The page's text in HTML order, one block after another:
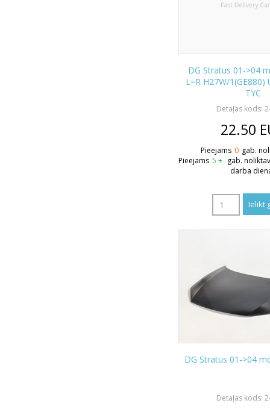
DG Stratus 01->04
L=R H27W/1(GE880)
TYC
Detaļas kods:
22.50
Pieejams 0 gab.
Pieejams 5 + gab.
darba
DG Stratus 01->04
Detaļas kods: